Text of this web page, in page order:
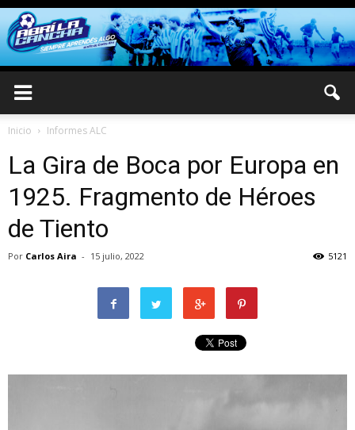
Inicio Informes ALC
La Gira de Boca por Europa en
1925. Fragmento de Héroes
de Tiento
Por Carlos Aira - 15 julio, 2022 5121